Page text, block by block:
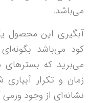
می‌باشد.
آبگیری این محصول
کود می‌باشد
می‌برید که بسترهای
زمان و تکرار
نشانه‌ای از وجود